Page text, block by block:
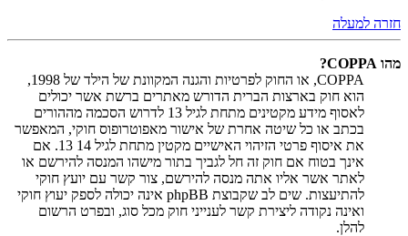
חזרה למעלה
מהו COPPA?
COPPA, או החוק לפרטיות והגנה המקוונת של הילד של 1998,
הוא חוק בארצות הברית הדורש מאתרים ברשת אשר יכולים
לאסוף מידע מקטינים מתחת לגיל 13 לדרוש הסכמה מההורים
בכתב או כל שיטה אחרת של אישור מאפוטרופוס חוקי, המאפשר
את איסוף פרטי הזיהוי האישיים מקטין מתחת לגיל 14 13. אם
אינך בטוח אם חוק זה חל לגביך בתור מישהו המנסה להירשם או
לאתר אשר אליו אתה מנסה להירשם, צור קשר עם יועץ חוקי
להתיעצות. שים לב שקבוצת phpBB אינה יכולה לספק יעוץ חוקי
ואינה נקודה ליצירת קשר לענייני חוק מכל סוג, ובפרט הרשום
להלן.